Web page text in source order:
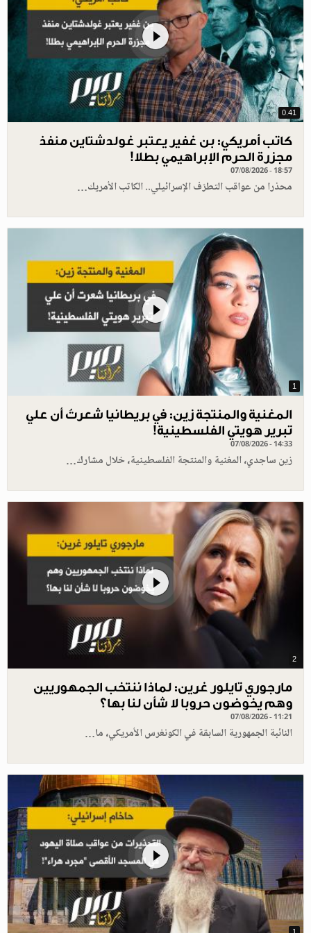
0.41
كاتب أمريكي: بن غفير يعتبر غولدشتاين منفذ
مجزرة الحرم الإبراهيمي بطلا!
07/08/2026 - 18:57
محذرا من عواقب التطرّف الإسرائيلي.. الكاتب الأمريك…
1
المغنية والمنتجة زين: في بريطانيا شعرتُ أن علي
تبرير هويتي الفلسطينية!
07/08/2026 - 14:33
زين ساجدي، المغنية والمنتجة الفلسطينية، خلال مشارك…
2
مارجوري تايلور غرين: لماذا ننتخب الجمهوريين
وهم يخوضون حروبا لا شأن لنا بها؟
07/08/2026 - 11:21
النائبة الجمهورية السابقة في الكونغرس الأمريكي، ما…